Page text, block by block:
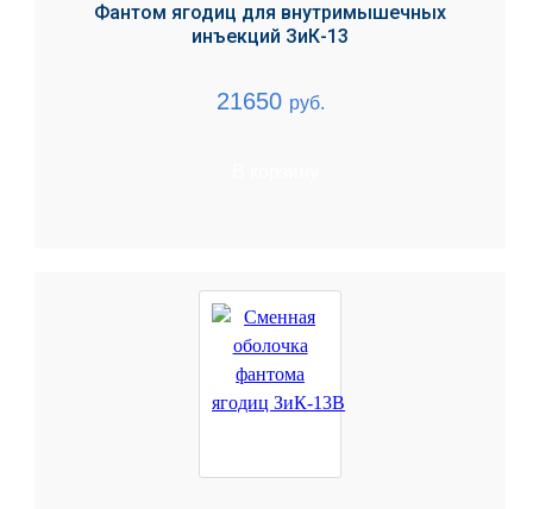
Фантом ягодиц для внутримышечных
инъекций ЗиК-13
21650 руб.